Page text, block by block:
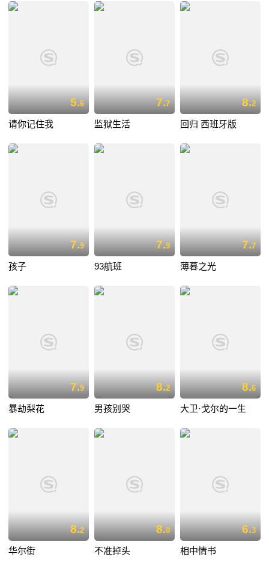
5.6
请你记住我
7.7
监狱生活
8.2
回归 西班牙版
7.9
孩子
7.9
93航班
7.7
薄暮之光
7.9
暴劫梨花
8.2
男孩别哭
8.6
大卫·戈尔的一生
8.2
华尔街
8.0
不准掉头
6.3
相中情书